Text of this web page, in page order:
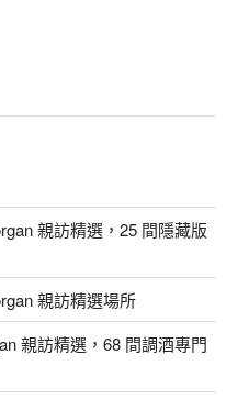
親訪精選，25 間隱藏版
親訪精選場所
親訪精選，68 間調酒專門